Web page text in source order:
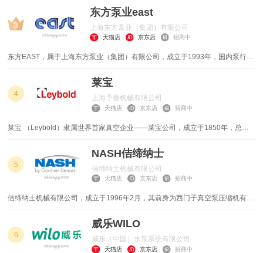
工业机器人 工业烘干机
起重机 重型卡车
阀门
压路机 压缩机
注塑机 高空作业平台
东方泵业east
上海东方泵业（集团）有限公司
天猫店 京东店 招商中
东方EAST，属于上海东方泵业（集团）有限公司，成立于1993年，国内泵行业
业集团。在泵、电机、阀门、铸造、无负压、成套设备、控制系统、环保节能等
相关领域为20多个国家和地区的数十万各行业用户提供更优化的解决方案，更
稳定可靠、有竞争力的产品和全生命周期服务。
4
莱宝
上海予善机械有限公司
天猫店 京东店 招商中
莱宝 （Leybold）隶属世界首家真空企业——莱宝公司，成立于1850年，总部
5
NASH佶缔纳士
佶缔纳士机械有限公司
天猫店 京东店 招商中
佶缔纳士机械有限公司，成立于1996年2月，其前身为西门子真空泵压缩机有限
2002年3月，在母公司elmo真空技术有限公司（原西门子股份公司A&D/PU部）
和美国...
6
威乐WILO
威乐（中国）水泵系统有限公司
天猫店 京东店 招商中